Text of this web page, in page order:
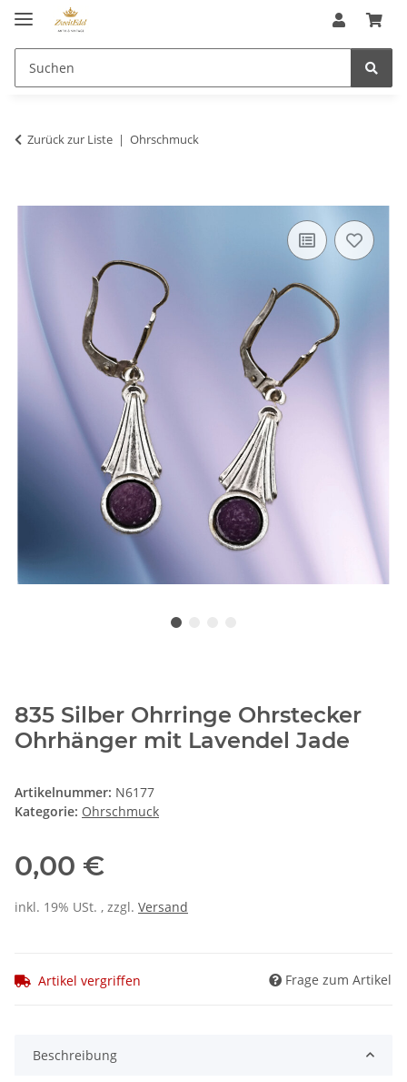
Zurück zur Liste Ohrschmuck
835 Silber Ohrringe Ohrstecker
Ohrhänger mit Lavendel Jade
Artikelnummer: N6177
Kategorie: Ohrschmuck
0,00 €
inkl. 19% USt. , zzgl. Versand
Artikel vergriffen Frage zum Artikel
Beschreibung